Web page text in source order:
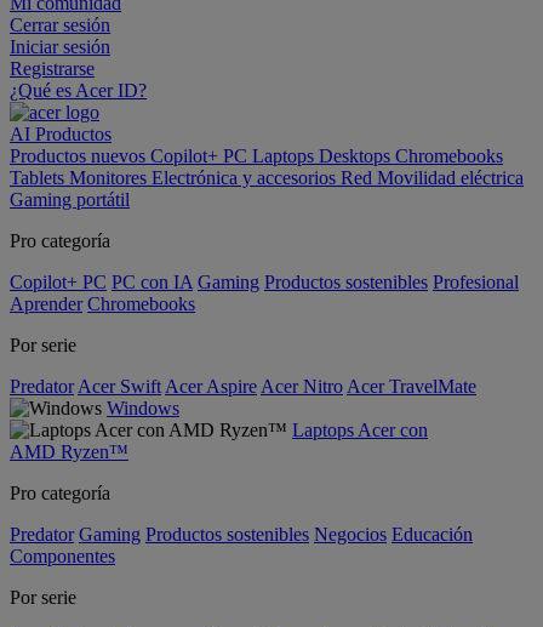
Cerrar sesión
Iniciar sesión
Registrarse
¿Qué es Acer ID?
AI Productos
Productos nuevos Copilot+ PC Laptops Desktops Chromebooks
Tablets Monitores Electrónica y accesorios Red Movilidad eléctrica
Gaming portátil
Pro categoría
Copilot+ PC PC con IA Gaming Productos sostenibles Profesional
Aprender Chromebooks
Por serie
Predator Acer Swift Acer Aspire Acer Nitro Acer TravelMate
Windows
Laptops Acer con
AMD Ryzen™
Pro categoría
Predator Gaming Productos sostenibles Negocios Educación
Componentes
Por serie